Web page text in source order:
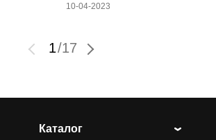
10-04-2023
1/17
Каталог